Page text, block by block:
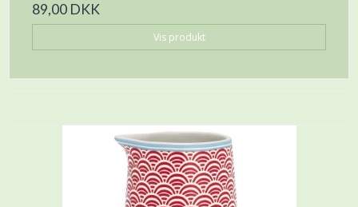
89,00 DKK
Vis produkt